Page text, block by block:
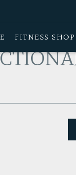
FITNESS SHOP
FUNCTIONAL